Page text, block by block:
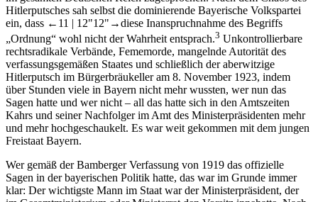
Hitlerputsches sah selbst die dominierende Bayerische Volkspartei
ein, dass ←11 | 12"12"→diese Inanspruchnahme des Begriffs
„Ordnung“ wohl nicht der Wahrheit entsprach.3 Unkontrollierbare
rechtsradikale Verbände, Fememorde, mangelnde Autorität des
verfassungsgemäßen Staates und schließlich der aberwitzige
Hitlerputsch im Bürgerbräukeller am 8. November 1923, indem
über Stunden viele in Bayern nicht mehr wussten, wer nun das
Sagen hatte und wer nicht – all das hatte sich in den Amtszeiten
Kahrs und seiner Nachfolger im Amt des Ministerpräsidenten mehr
und mehr hochgeschaukelt. Es war weit gekommen mit dem jungen
Freistaat Bayern.
Wer gemäß der Bamberger Verfassung von 1919 das offizielle
Sagen in der bayerischen Politik hatte, das war im Grunde immer
klar: Der wichtigste Mann im Staat war der Ministerpräsident, der